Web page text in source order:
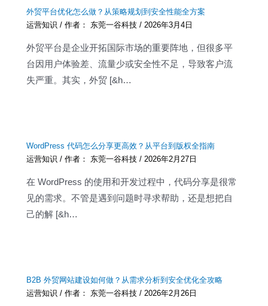
外贸平台优化怎么做？从策略规划到安全性能全方案
运营知识 / 作者： 东莞一谷科技/2026年3月4日
外贸平台是企业开拓国际市场的重要阵地，但很多平
台因用户体验差、流量少或安全性不足，导致客户流
失严重。其实，外贸 [&h…
WordPress 代码怎么分享更高效？从平台到版权全指南
运营知识 / 作者： 东莞一谷科技/2026年2月27日
在 WordPress 的使用和开发过程中，代码分享是很常
见的需求。不管是遇到问题时寻求帮助，还是想把自
己的解 [&h…
B2B 外贸网站建设如何做？从需求分析到安全优化全攻略
运营知识 / 作者： 东莞一谷科技/2026年2月26日